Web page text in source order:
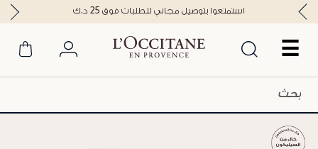
☰
استمتعوا بتوصيل مجاني للطلبات فوق 25 د.ك